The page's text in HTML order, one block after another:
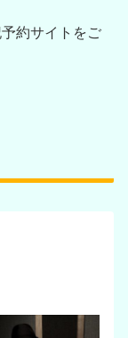
約サイトをご